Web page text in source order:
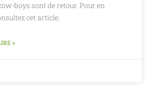
boys sont de retour. Pour en
cet article.
»